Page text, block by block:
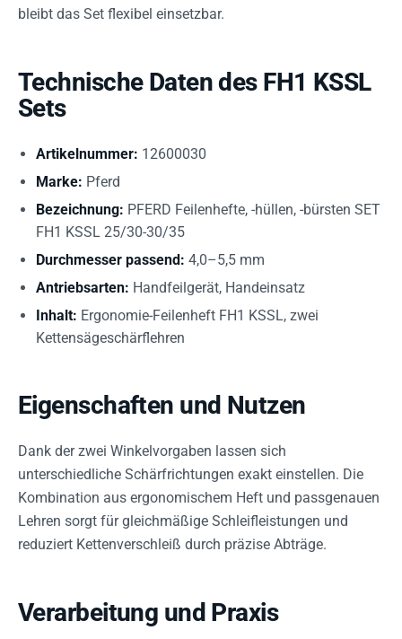
bleibt das Set flexibel einsetzbar.
Technische Daten des FH1 KSSL
Sets
Artikelnummer: 12600030
Marke: Pferd
Bezeichnung: PFERD Feilenhefte, -hüllen, -bürsten SET
FH1 KSSL 25/30-30/35
Durchmesser passend: 4,0–5,5 mm
Antriebsarten: Handfeilgerät, Handeinsatz
Inhalt: Ergonomie-Feilenheft FH1 KSSL, zwei
Kettensägeschärflehren
Eigenschaften und Nutzen
Dank der zwei Winkelvorgaben lassen sich
unterschiedliche Schärfrichtungen exakt einstellen. Die
Kombination aus ergonomischem Heft und passgenauen
Lehren sorgt für gleichmäßige Schleifleistungen und
reduziert Kettenverschleiß durch präzise Abträge.
Verarbeitung und Praxis